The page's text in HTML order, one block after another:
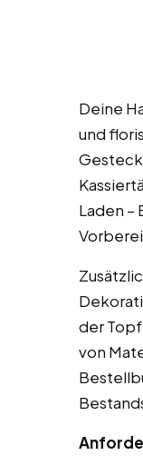
Deine
und
Laden
der
von